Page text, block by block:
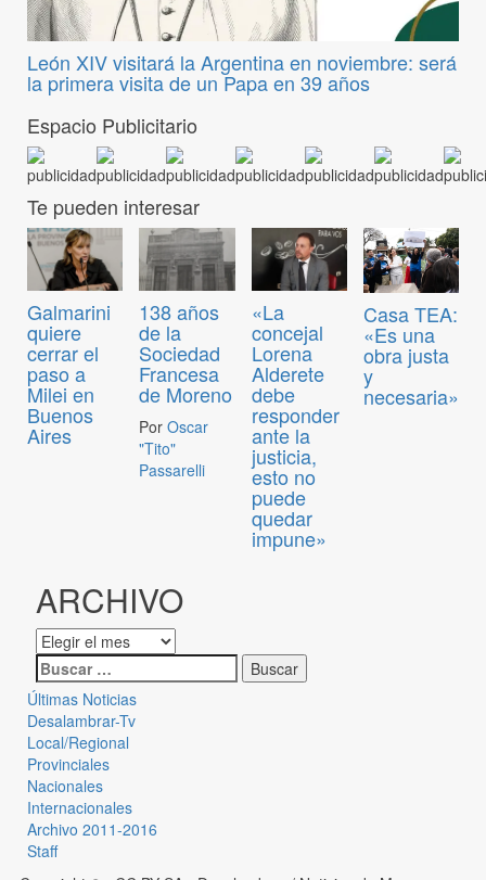
León XIV visitará la Argentina en noviembre: será
la primera visita de un Papa en 39 años
Espacio Publicitario
Te pueden interesar
Galmarini
quiere
cerrar el
paso a
Milei en
Buenos
Aires
138 años
de la
Sociedad
Francesa
de Moreno
PorOscar
"Tito"
Passarelli
«La
concejal
Lorena
Alderete
debe
responder
ante la
justicia,
esto no
puede
quedar
impune»
Casa TEA:
«Es una
obra justa
y
necesaria»
ARCHIVO
Últimas Noticias
Desalambrar-Tv
Local/Regional
Provinciales
Nacionales
Internacionales
Archivo 2011-2016
Staff